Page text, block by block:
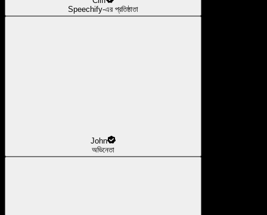
Speechify-এর প্রতিষ্ঠাতা
John
অভিনেতা